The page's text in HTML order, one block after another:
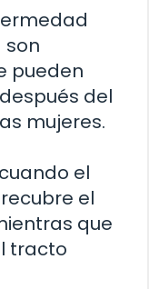
son
pueden
del
mujeres.
el
el
que
tracto